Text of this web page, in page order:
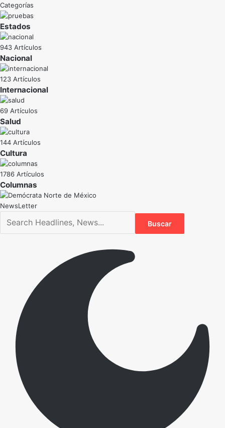
Categorías
Estados
943 Artículos
Nacional
123 Artículos
Internacional
69 Artículos
Salud
144 Artículos
Cultura
1786 Artículos
NewsLetter